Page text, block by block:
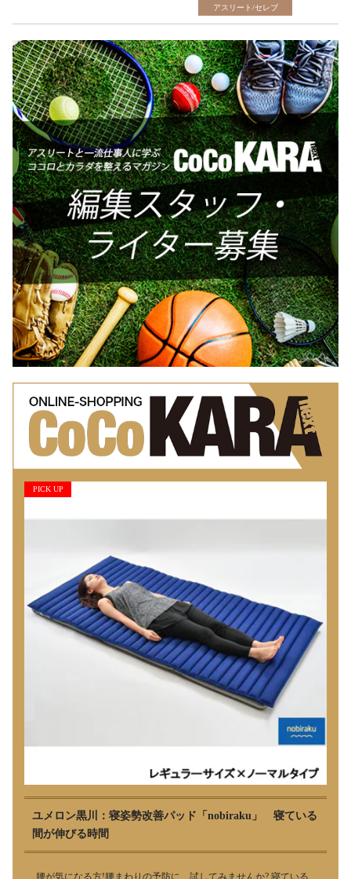
アスリート/セレブ
PICK UP
ユメロン黒川：寝姿勢改善パッド「nobiraku」 寝ている
間が伸びる時間
腰が気になる方!腰まわりの予防に、試してみませんか? 寝ている